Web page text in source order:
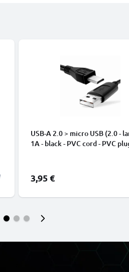
USB-A 2.0 > micro USB (2.0 -
1A - black - PVC cord - PVC
3,95 €